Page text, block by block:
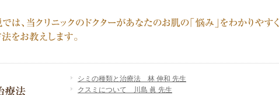
シミの種類と治療法 林 伸和 先生
クスミについて 川島 眞 先生